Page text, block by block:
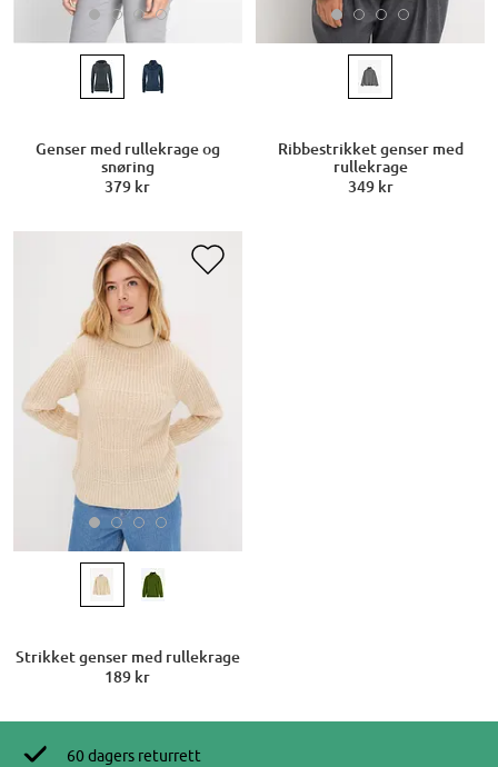
Genser med rullekrage og
snøring
379 kr
Ribbestrikket genser med
rullekrage
349 kr
Strikket genser med rullekrage
189 kr
60 dagers returrett